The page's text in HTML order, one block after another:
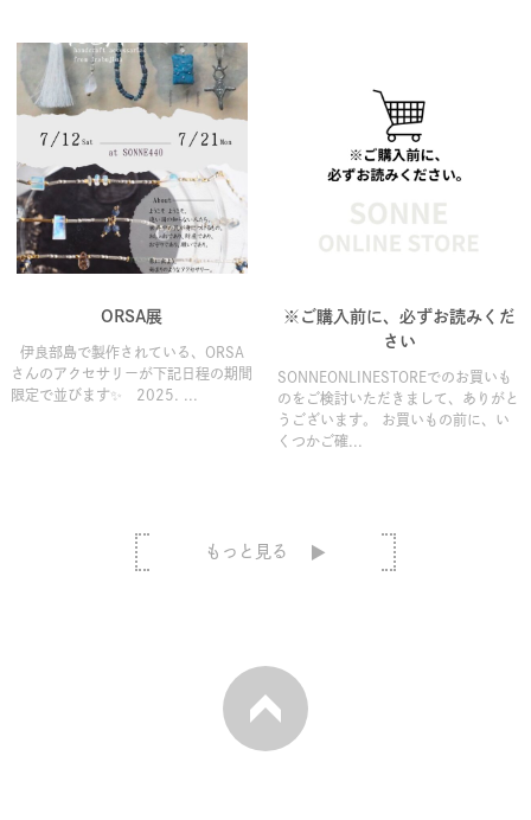
ORSA展
伊良部島で製作されている、ORSA
さんのアクセサリーが下記日程の期間
限定で並びます✨ 2025. ...
※ご購入前に、必ずお読みくだ
さい
SONNEONLINESTOREでのお買いも
のをご検討いただきまして、ありがと
うございます。 お買いもの前に、い
くつかご確...
もっと見る